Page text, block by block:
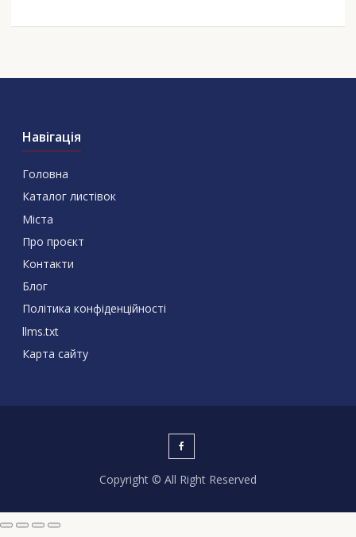
Навігація
Головна
Каталог листівок
Міста
Про проєкт
Контакти
Блог
Політика конфіденційності
llms.txt
Карта сайту
Copyright © All Right Reserved